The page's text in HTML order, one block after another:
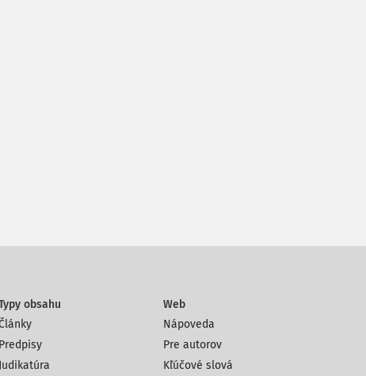
obsahu
Predpisy
Judikatúra
Web
Nápoveda
Pre autorov
Kľúčové slová